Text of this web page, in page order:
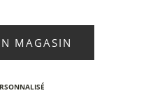
MAGASIN